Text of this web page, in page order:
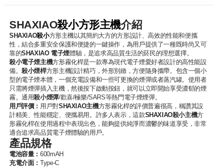
SHAXIAO殺小方形主機介紹
SHAXIAO殺小方形主機以其簡約大方的方形設計、高效的性能和便攜
性，結合多重安全保護和便捷的一鍵操作，為用戶提供了一種既時尚又可
靠的SHAXIAO 電子煙體驗，是追求高品質生活的菸民的理想選擇。
殺小電子煙主機方形霧化桿是一款專為現代電子煙愛好者設計的高性能設
備。殺小煙桿方形主機設計精巧，外形別緻，方便隨身攜帶。包含一個小
型的電子煙本體，一個充電設備和一些可更換的煙彈或者蒸汽罐。使用者
只需將煙彈插入主機，然後按下啟動按鈕，就可以立即開始享受濃郁的煙
霧。通用殺小煙彈/歡喜/極樂/SARS等熱門電子煙煙彈。
用戶評價： 用戶對SHAXIAO主機方形霧化桿的評價普遍很高，稱讚其設
計精美、性能穩定、便攜易用。許多人表示，這款SHAXIAO殺小主機方
形霧化桿在使用過程中表現出色，能夠提供純淨而濃鬱的味道享受，非常
適合追求高品質電子煙體驗的用戶。
產品規格
電池容量：600mAH
充電介面：Type-C